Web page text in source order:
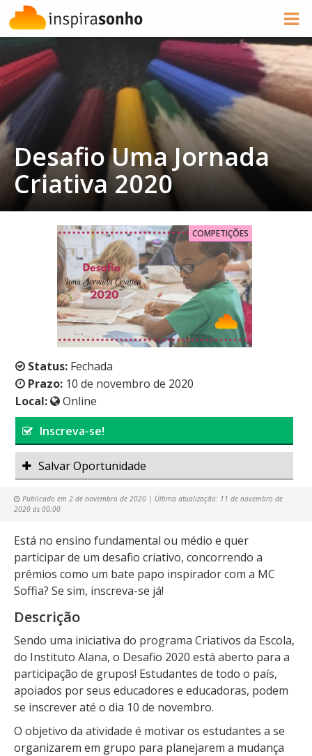
Desafio Uma Jornada
Criativa 2020
COMPETIÇÕES
Status: Fechada
Prazo: 10 de novembro de 2020
Local:
Online
Inscreva-se!
Salvar Oportunidade
Publicado em 2 de novembro de 2020 | Última atualização: 11 de novembro de
2020 às 00:00
Está no ensino fundamental ou médio e quer
participar de um desafio criativo, concorrendo a
prêmios como um bate papo inspirador com a MC
Soffia? Se sim, inscreva-se já!
Descrição
Sendo uma iniciativa do programa Criativos da Escola,
do Instituto Alana, o Desafio 2020 está aberto para a
participação de grupos! Estudantes de todo o país,
apoiados por seus educadores e educadoras, podem
se inscrever até o dia 10 de novembro.
O objetivo da atividade é motivar os estudantes a se
organizarem em grupo para planejarem a mudança